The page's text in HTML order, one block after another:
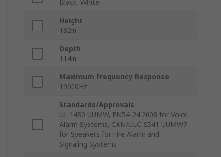
Black, White
Height
182in
Depth
114in
Maximum Frequency Response
19000Hz
Standards/Approvals
UL 1480 UUMW, EN54-24:2008 for Voice
Alarm Systems, CAN/ULC-S541 UUMW7
for Speakers for Fire Alarm and
Signaling Systems